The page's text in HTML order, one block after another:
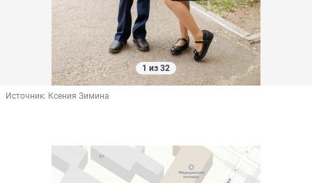
1 из 32
Источник: Ксения Зимина